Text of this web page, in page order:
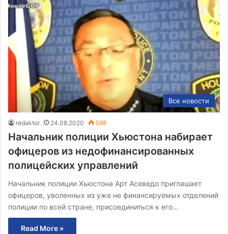
Все новости
redaktor 24.08.2020 598
Начальник полиции Хьюстона набирает
офицеров из недофинансированных
полицейских управлений
Начальник полиции Хьюстона Арт Асеведо приглашает
офицеров, уволенных из уже не финансируемых отделений
полиции по всей стране, присоединиться к его…
Read More »